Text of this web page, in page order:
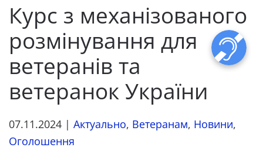
Курс з механізованого
розмінування для
ветеранів та
ветеранок України
07.11.2024 | Актуально, Ветеранам, Новини,
Оголошення